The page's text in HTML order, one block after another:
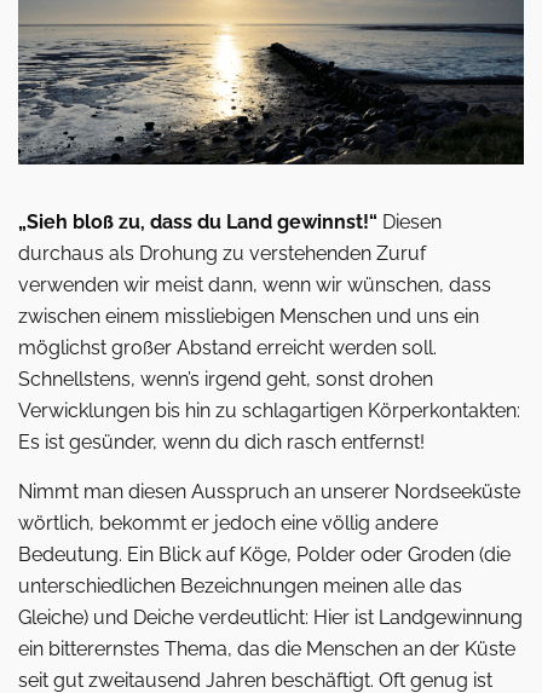
„Sieh bloß zu, dass du Land gewinnst!“ Diesen
durchaus als Drohung zu verstehenden Zuruf
verwenden wir meist dann, wenn wir wünschen, dass
zwischen einem miss­liebigen Menschen und uns ein
möglichst großer Abstand erreicht werden soll.
Schnellstens, wenn’s irgend geht, sonst drohen
Verwicklungen bis hin zu schlagartigen Körperkontakten:
Es ist gesünder, wenn du dich rasch entfernst!
Nimmt man diesen Ausspruch an unserer Nordseeküste
wörtlich, bekommt er jedoch eine völlig andere
Bedeutung. Ein Blick auf Köge, Polder oder Groden (die
unterschiedlichen Bezeichnungen meinen alle das
Gleiche) und Deiche verdeutlicht: Hier ist Landgewinnung
ein bitterernstes Thema, das die Menschen an der Küste
seit gut zweitausend Jahren beschäftigt. Oft genug ist